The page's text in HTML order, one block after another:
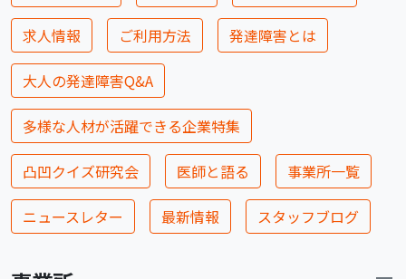
求人情報 ご利用方法 発達障害とは
大人の発達障害Q&A
多様な人材が活躍できる企業特集
凸凹クイズ研究会 医師と語る 事業所一覧
ニュースレター 最新情報 スタッフブログ